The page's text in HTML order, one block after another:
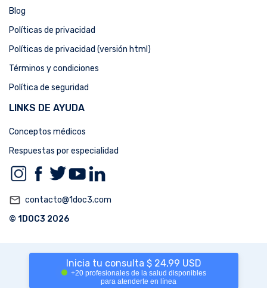
Inicia tu consulta $ 24,99 USD
+20 profesionales de la salud disponibles
para atenderte en línea
Blog
Políticas de privacidad
Políticas de privacidad (versión html)
Términos y condiciones
Política de seguridad
LINKS DE AYUDA
Conceptos médicos
Respuestas por especialidad
mail_outline contacto@1doc3.com
© 1DOC3 2026